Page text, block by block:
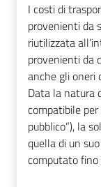
I costi di
provenienti da
riutilizzata
provenienti da
anche gli oneri
Data la natura
compatibile
pubblico”), la
quella di un
computato fino